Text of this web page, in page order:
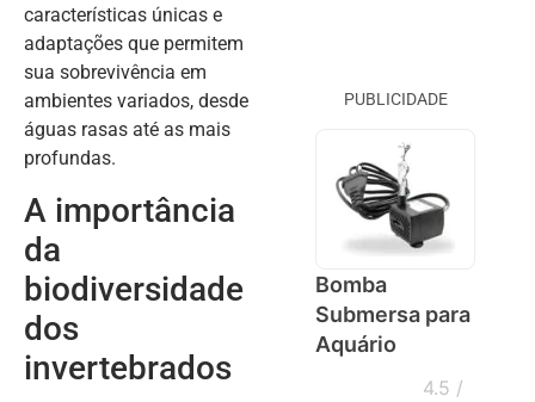
características únicas e
adaptações que permitem
sua sobrevivência em
ambientes variados, desde
águas rasas até as mais
profundas.
A importância
da
biodiversidade
dos
invertebrados
PUBLICIDADE
Bomba
Submersa para
Aquário
4.5 /